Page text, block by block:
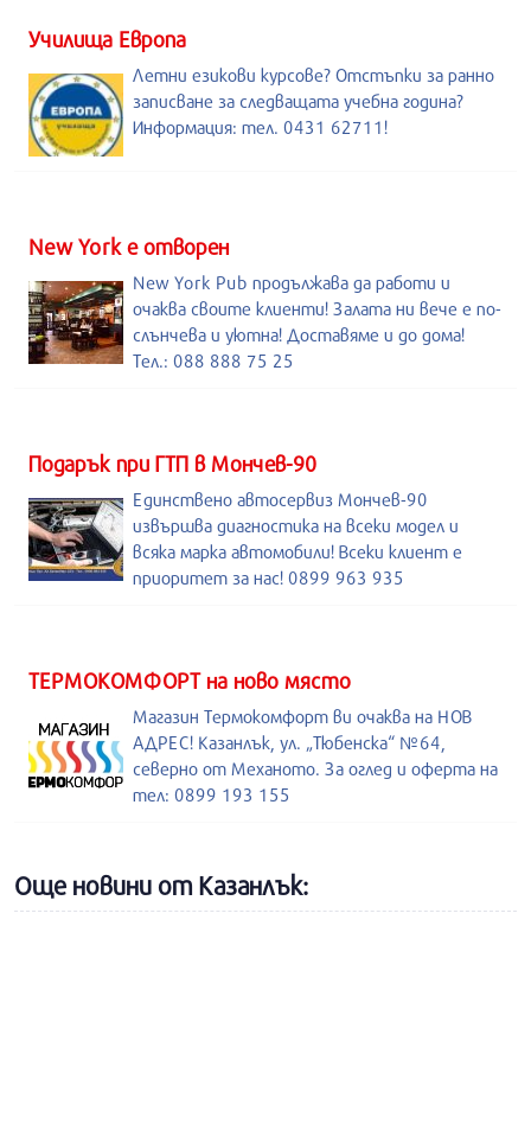
Училища Европа
Летни езикови курсове? Отстъпки за ранно
записване за следващата учебна година?
Информация: тел. 0431 62711!
New York е отворен
New York Pub продължава да работи и
очаква своите клиенти! Залата ни вече е по-
слънчева и уютна! Доставяме и до дома!
Тел.: 088 888 75 25
Подарък при ГТП в Мончев-90
Единствено автосервиз Мончев-90
извършва диагностика на всеки модел и
всяка марка автомобили! Всеки клиент е
приоритет за нас! 0899 963 935
ТЕРМОКОМФОРТ на ново място
Магазин Термокомфорт ви очаква на НОВ
АДРЕС! Казанлък, ул. „Тюбенска“ №64,
северно от Механото. За оглед и оферта на
тел: 0899 193 155
Още новини от Казанлък: